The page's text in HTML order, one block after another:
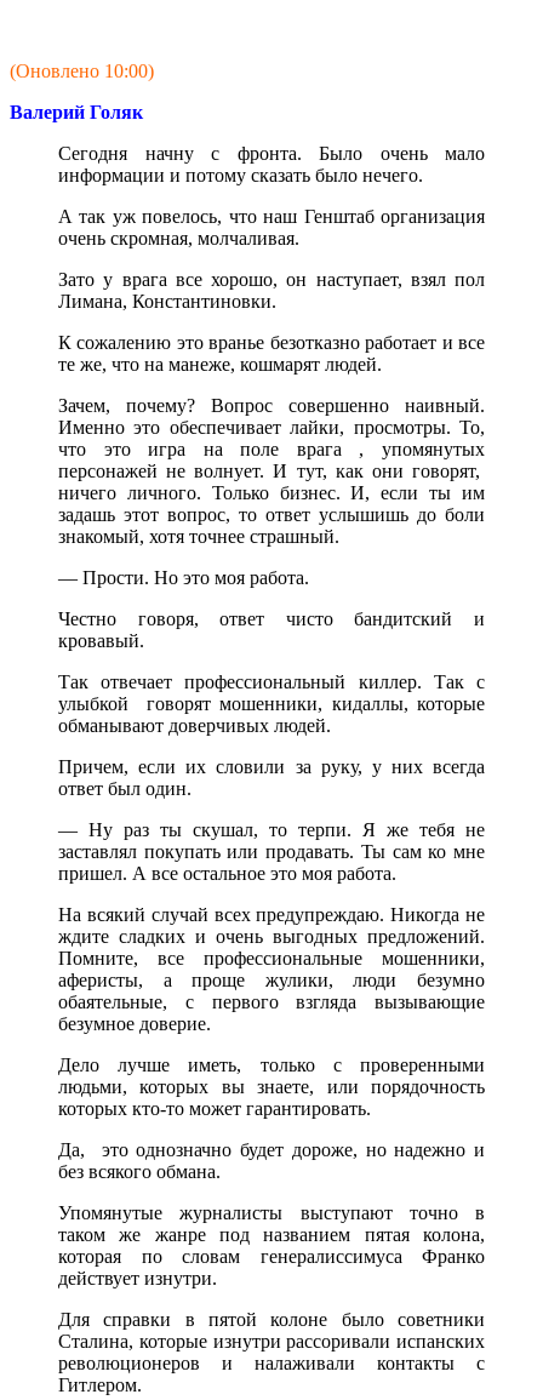
(Оновлено 10:00)
Валерий Голяк
Сегодня начну с фронта. Было очень мало
информации и потому сказать было нечего.
А так уж повелось, что наш Генштаб организация
очень скромная, молчаливая.
Зато у врага все хорошо, он наступает, взял пол
Лимана, Константиновки.
К сожалению это вранье безотказно работает и все
те же, что на манеже, кошмарят людей.
Зачем, почему? Вопрос совершенно наивный.
Именно это обеспечивает лайки, просмотры. То,
что это игра на поле врага , упомянутых
персонажей не волнует. И тут, как они говорят,
ничего личного. Только бизнес. И, если ты им
задашь этот вопрос, то ответ услышишь до боли
знакомый, хотя точнее страшный.
— Прости. Но это моя работа.
Честно говоря, ответ чисто бандитский и
кровавый.
Так отвечает профессиональный киллер. Так с
улыбкой говорят мошенники, кидаллы, которые
обманывают доверчивых людей.
Причем, если их словили за руку, у них всегда
ответ был один.
— Ну раз ты скушал, то терпи. Я же тебя не
заставлял покупать или продавать. Ты сам ко мне
пришел. А все остальное это моя работа.
На всякий случай всех предупреждаю. Никогда не
ждите сладких и очень выгодных предложений.
Помните, все профессиональные мошенники,
аферисты, а проще жулики, люди безумно
обаятельные, с первого взгляда вызывающие
безумное доверие.
Дело лучше иметь, только с проверенными
людьми, которых вы знаете, или порядочность
которых кто-то может гарантировать.
Да, это однозначно будет дороже, но надежно и
без всякого обмана.
Упомянутые журналисты выступают точно в
таком же жанре под названием пятая колона,
которая по словам генералиссимуса Франко
действует изнутри.
Для справки в пятой колоне было советники
Сталина, которые изнутри рассоривали испанских
революционеров и налаживали контакты с
Гитлером.